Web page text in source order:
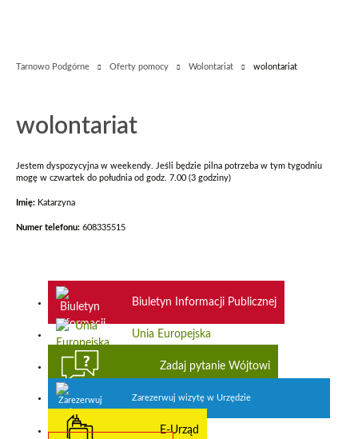
Tarnowo Podgórne Oferty pomocy Wolontariat wolontariat
wolontariat
Jestem dyspozycyjna w weekendy. Jeśli będzie pilna potrzeba w tym tygodniu
mogę w czwartek do południa od godz. 7.00 (3 godziny)
Imię: Katarzyna
Numer telefonu: 608335515
Biuletyn Informacji Publicznej
Unia Europejska
Zadaj pytanie Wójtowi
Zarezerwuj wizytę w Urzędzie
E-Urząd